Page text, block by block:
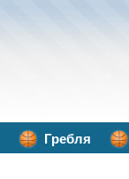
Гребля